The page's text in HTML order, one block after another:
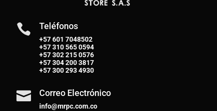
 Teléfonos
+57 601 7048502
+57310 565 0594
+57302 215 0576
+57304 200 3817
+57300 293 4930
 Correo Electrónico
info@mrpc.com.co